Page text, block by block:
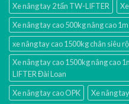
Xe nâng tay 2 tấn TW-LIFTER
Xe nâng tay cao 500kg nâng cao
xe nâng tay cao 1500kg chân siêu
Xe nâng tay cao 1500kg nâng cao
LIFTER Đài Loan
Xe nâng tay cao OPK
Xe nâng